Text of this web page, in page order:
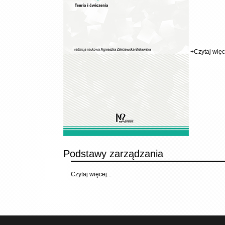
+Czytaj
Podstawy zarządzania
Czytaj więcej...